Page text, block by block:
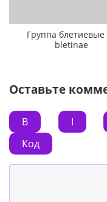
Группа
bletinae
Оставьте
B I
Код